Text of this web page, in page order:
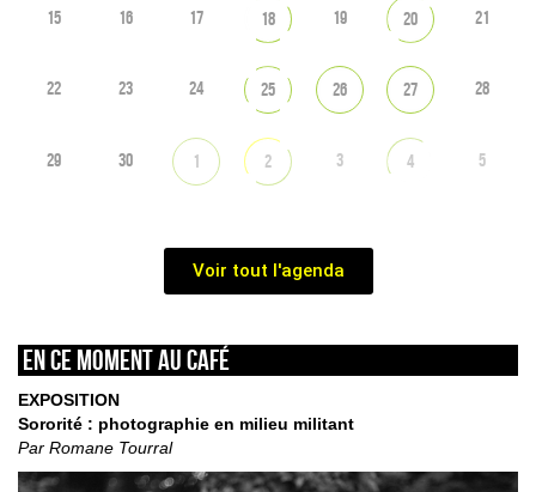
15 16 17 18 19 20 21
22 23 24 25 26 27 28
29 30 1 2 3 4 5
Voir tout l'agenda
En ce moment au café
EXPOSITION
Sororité : photographie en milieu militant
Par Romane Tourral